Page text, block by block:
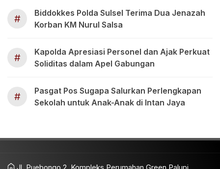
#
Biddokkes Polda Sulsel Terima Dua Jenazah
Korban KM Nurul Salsa
#
Kapolda Apresiasi Personel dan Ajak Perkuat
Soliditas dalam Apel Gabungan
#
Pasgat Pos Sugapa Salurkan Perlengkapan
Sekolah untuk Anak-Anak di Intan Jaya